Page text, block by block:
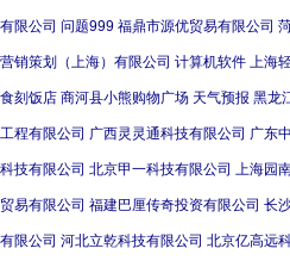
有限公司 问题999 福鼎市源优贸易有限公司
营销策划（上海）有限公司 计算机软件 上海
食刻饭店 商河县小熊购物广场 天气预报 黑龙
工程有限公司 广西灵灵通科技有限公司 广东
科技有限公司 北京甲一科技有限公司 上海园
贸易有限公司 福建巴厘传奇投资有限公司 长
有限公司 河北立乾科技有限公司 北京亿高远